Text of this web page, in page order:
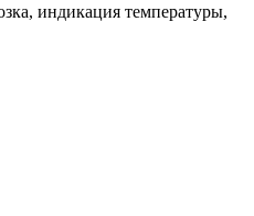
индикация температуры,